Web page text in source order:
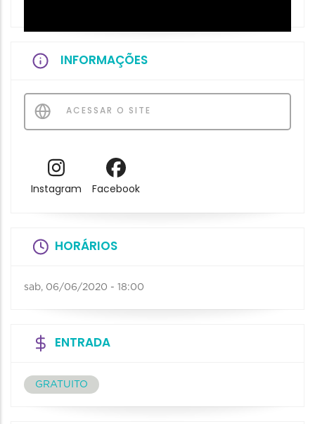
INFORMAÇÕES
ACESSAR O SITE
Instagram Facebook
HORÁRIOS
sab, 06/06/2020 - 18:00
ENTRADA
GRATUITO